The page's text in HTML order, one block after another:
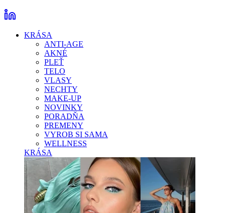
KRÁSA
ANTI-AGE
AKNÉ
PLEŤ
TELO
VLASY
NECHTY
MAKE-UP
NOVINKY
PORADŇA
PREMENY
VYROB SI SAMA
WELLNESS
KRÁSA